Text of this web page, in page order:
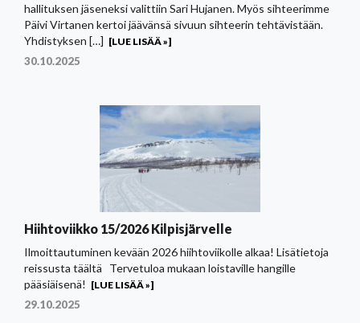
hallituksen jäseneksi valittiin Sari Hujanen. Myös sihteerimme
Päivi Virtanen kertoi jäävänsä sivuun sihteerin tehtävistään.
Yhdistyksen […] [LUE LISÄÄ »]
30.10.2025
Hiihtoviikko 15/2026 Kilpisjärvelle
Ilmoittautuminen kevään 2026 hiihtoviikolle alkaa! Lisätietoja
reissusta täältä Tervetuloa mukaan loistaville hangille
pääsiäisenä! [LUE LISÄÄ »]
29.10.2025